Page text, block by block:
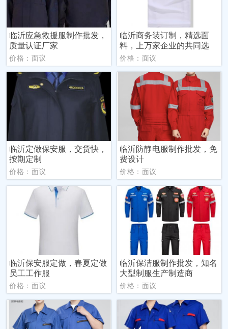
临沂应急救援服制作批发，
质量认证厂家
价格：面议
临沂商务装订制，精选面
料，上万家企业的共同选
价格：面议
临沂定做保安服，交货快，
按期定制
价格：面议
临沂防静电服制作批发，免
费设计
价格：面议
临沂保安服定做，春夏定做
员工工作服
价格：面议
临沂保洁服制作批发，知名
大型制服生产制造商
价格：面议